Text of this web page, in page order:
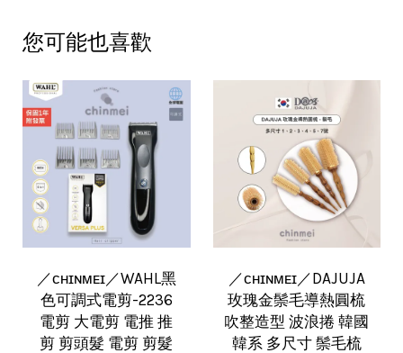
您可能也喜歡
／ᴄʜɪɴᴍᴇɪ／WAHL黑
色可調式電剪-2236
電剪 大電剪 電推 推
剪 剪頭髮 電剪 剪髮
／ᴄʜɪɴᴍᴇɪ／DAJUJA
玫瑰金鬃毛導熱圓梳
吹整造型 波浪捲 韓國
韓系 多尺寸 鬃毛梳